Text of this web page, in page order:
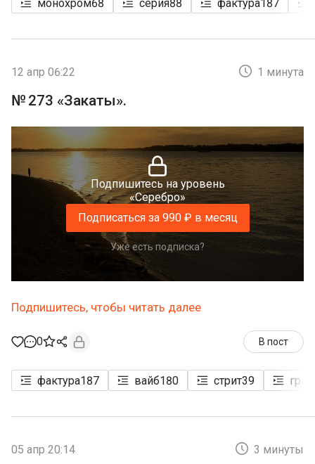
монохром68 серия88 фактура187
12 апр 06:22 1 минута
№ 273 «Закаты».
Подпишитесь на уровень
«Серебро»
Подписаться за 990 ₽ в месяц
Уже есть подписка?
Подпишитесь, чтобы читать далее
0 В пост
фактура187 вайб180 стрит39
05 апр 20:14 3 минуты